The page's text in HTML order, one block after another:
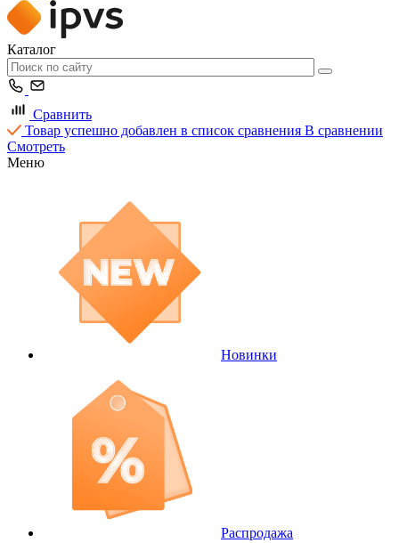
Каталог
Сравнить
Товар успешно добавлен в список сравнения В сравнении
Смотреть
Меню
Новинки
Распродажа